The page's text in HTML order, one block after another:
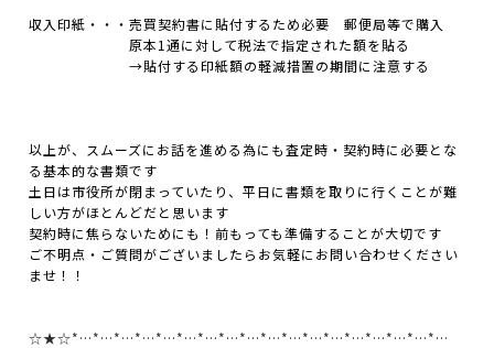
収入印紙・・・売買契約書に貼付するため必要 郵便局等で購入
原本1通に対して税法で指定された額を貼る
→貼付する印紙額の軽減措置の期間に注意する
以上が、スムーズにお話を進める為にも査定時・契約時に必要とな
る基本的な書類です
土日は市役所が閉まっていたり、平日に書類を取りに行くことが難
しい方がほとんどだと思います
契約時に焦らないためにも！前もっても準備することが大切です
ご不明点・ご質問がございましたらお気軽にお問い合わせください
ませ！！
☆★☆*…*…*…*…*…*…*…*…*…*…*…*…*…*…*…*…*…*…